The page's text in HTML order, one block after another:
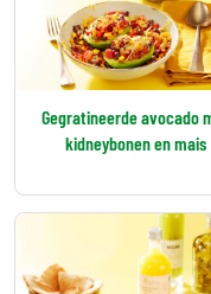
Gegratineerde avocado
kidneybonen en mais